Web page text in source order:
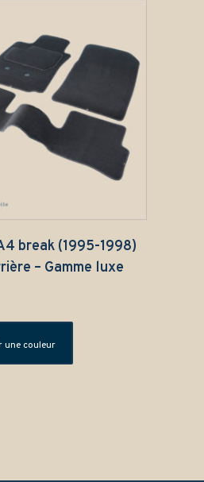
break (1995-1998)
– Gamme luxe
une couleur